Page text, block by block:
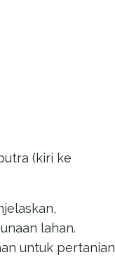
(kiri ke
lahan.
untuk pertanian